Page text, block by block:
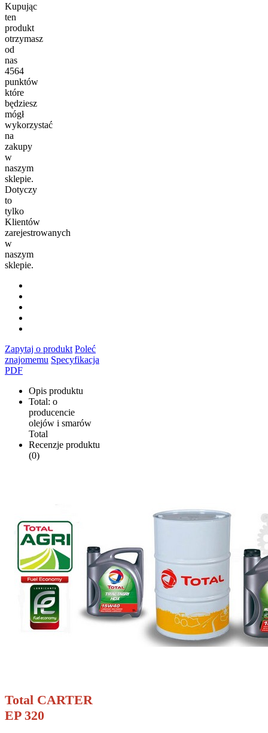
Kupując
ten
produkt
otrzymasz
od
nas
4564
punktów
które
będziesz
mógł
wykorzystać
na
zakupy
w
naszym
sklepie.
Dotyczy
to
tylko
Klientów
zarejestrowanych
w
naszym
sklepie.
Zapytaj o produkt Poleć
znajomemu Specyfikacja
PDF
Opis produktu
Total: o
producencie
olejów i smarów
Total
Recenzje produktu
(0)
Total CARTER
EP 320